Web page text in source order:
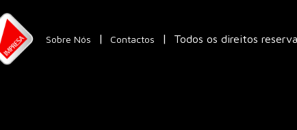
Sobre Nós Contactos Todos os direitos